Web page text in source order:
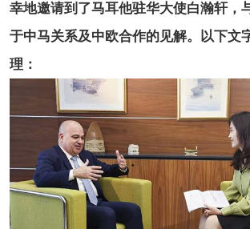
幸地邀请到了马耳他驻华大使白瀚轩，
于中马关系及中欧合作的见解。以下文
理：